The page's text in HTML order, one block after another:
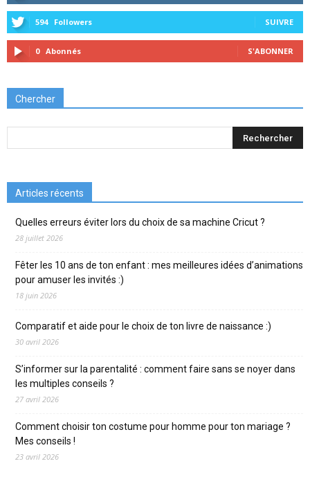
594 Followers SUIVRE
0 Abonnés S'ABONNER
Chercher
Articles récents
Quelles erreurs éviter lors du choix de sa machine Cricut ?
28 juillet 2026
Fêter les 10 ans de ton enfant : mes meilleures idées d’animations
pour amuser les invités :)
18 juin 2026
Comparatif et aide pour le choix de ton livre de naissance :)
30 avril 2026
S’informer sur la parentalité : comment faire sans se noyer dans
les multiples conseils ?
27 avril 2026
Comment choisir ton costume pour homme pour ton mariage ?
Mes conseils !
23 avril 2026